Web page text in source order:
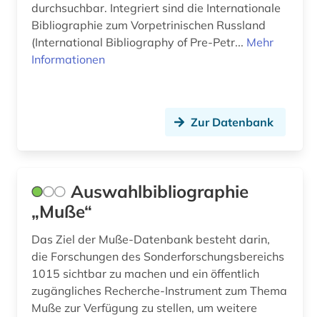
kroatisch (1)
krylov (1)
kulturwissenschaften (2)
kunst (5)
künstlerdatenbank (1)
künstlerinnen (1)
landeskunde (1)
durchsuchbar. Integriert sind die Internationale
Bibliographie zum Vorpetrinischen Russland
(International Bibliography of Pre-Petr... Mehr
Informationen
Zur Datenbank
Auswahlbibliographie
„Muße“
Das Ziel der Muße-Datenbank besteht darin,
die Forschungen des Sonderforschungsbereichs
1015 sichtbar zu machen und ein öffentlich
zugängliches Recherche-Instrument zum Thema
Muße zur Verfügung zu stellen, um weitere